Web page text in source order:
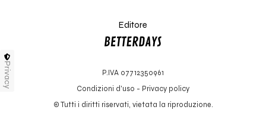
Editore
P.IVA 07712350961
Condizioni d'uso - Privacy policy
© Tutti i diritti riservati, vietata la riproduzione.
Privacy